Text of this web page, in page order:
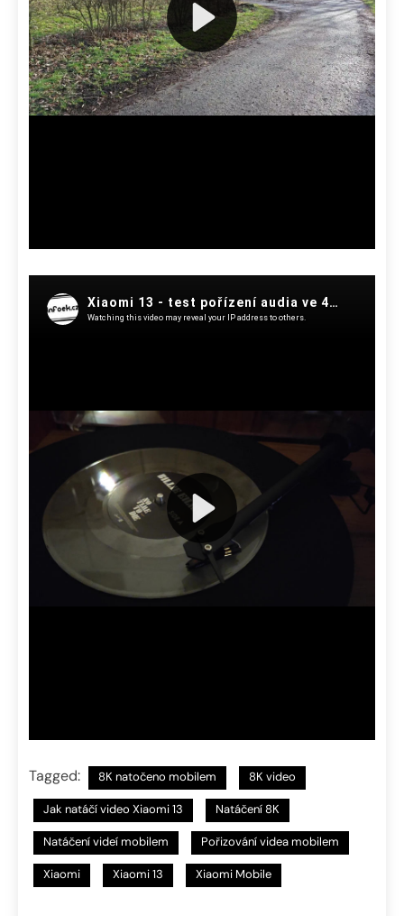
Tagged: 8K natočeno mobilem 8K video
Jak natáčí video Xiaomi 13 Natáčení 8K
Natáčení videí mobilem Pořizování videa mobilem
Xiaomi Xiaomi 13 Xiaomi Mobile